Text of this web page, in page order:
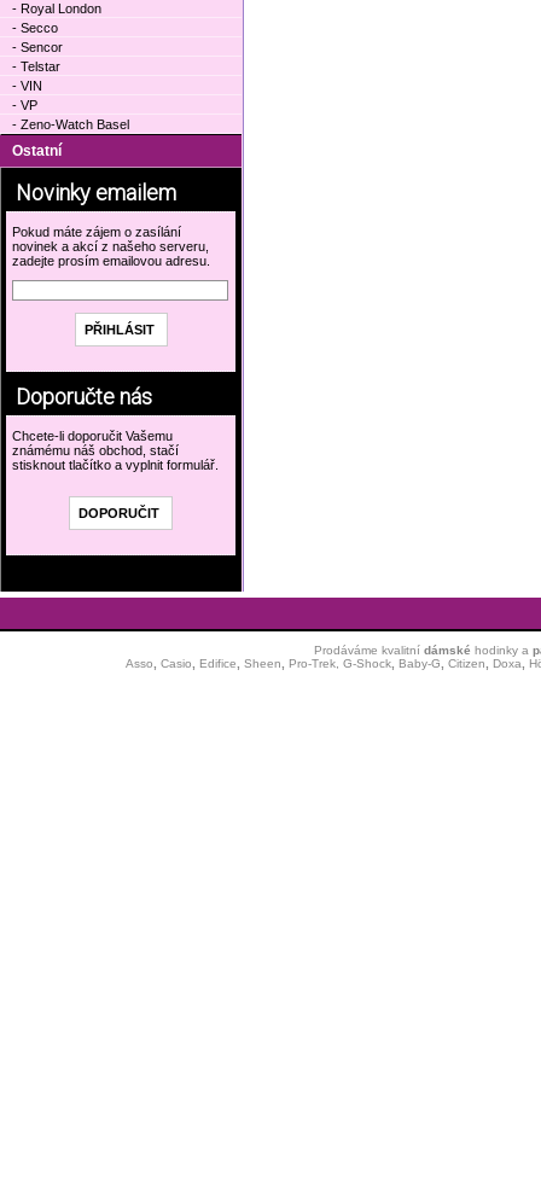
- Royal London
- Secco
- Sencor
- Telstar
- VIN
- VP
- Zeno-Watch Basel
Ostatní
Novinky emailem
Pokud máte zájem o zasílání
novinek a akcí z našeho serveru,
zadejte prosím emailovou adresu.
Doporučte nás
Chcete-li doporučit Vašemu
známému náš obchod, stačí
stisknout tlačítko a vyplnit formulář.
Prodáváme kvalitní dámské hodinkya
Asso
Casio Edifice Sheen Pro-Trek, G-Shock, Baby-G Citizen Doxa